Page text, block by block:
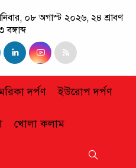
০৮ অগাস্ট ২০২৬, ২৪ শ্রাবণ
দর্পণ ইউরোপ দর্পণ
খোলা কলাম